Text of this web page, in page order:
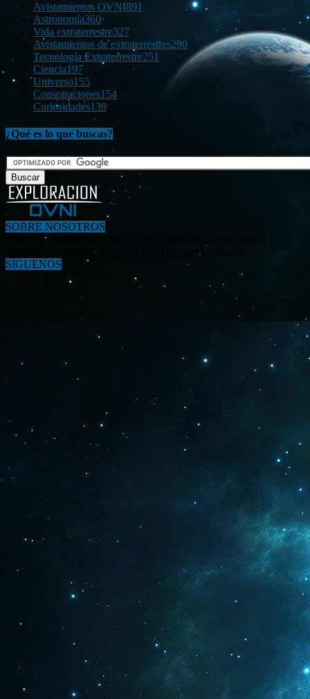
Avistamientos OVNI891
Astronomía360
Vida extraterrestre327
Avistamientos de extraterrestres290
Tecnología Extraterrestre251
Ciencia197
Universo155
Conspiraciones154
Curiosidades139
¿Qué es lo que buscas?
SOBRE NOSOTROS
«Investigar, descubrir y difundir la verdad de los fenómenos y
enigmas relacionados al tema OVNI en nuestro mundo.»
SÍGUENOS